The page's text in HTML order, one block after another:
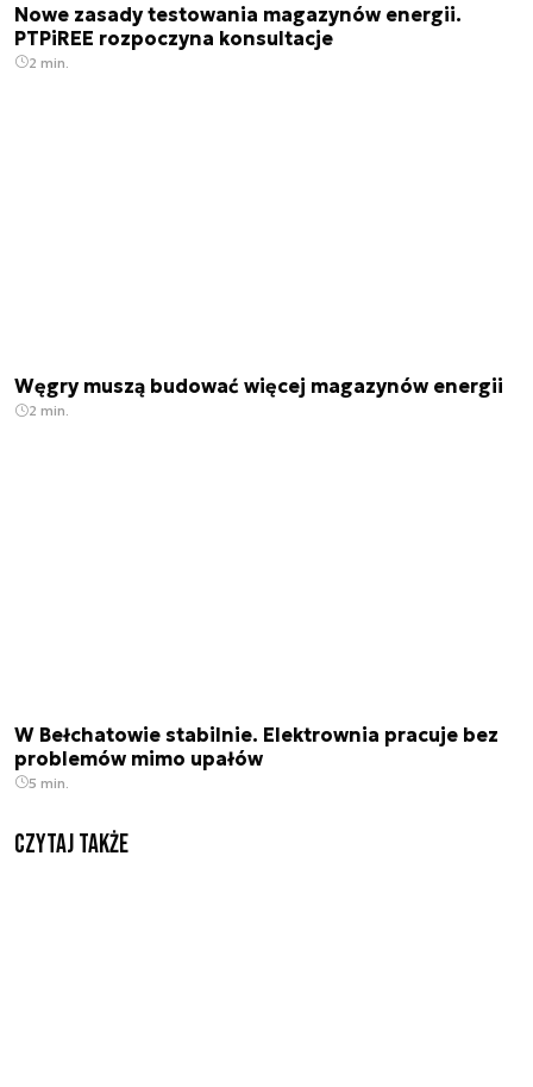
Nowe zasady testowania magazynów energii.
PTPiREE rozpoczyna konsultacje
2 min.
Węgry muszą budować więcej magazynów energii
2 min.
W Bełchatowie stabilnie. Elektrownia pracuje bez
problemów mimo upałów
5 min.
Czytaj także